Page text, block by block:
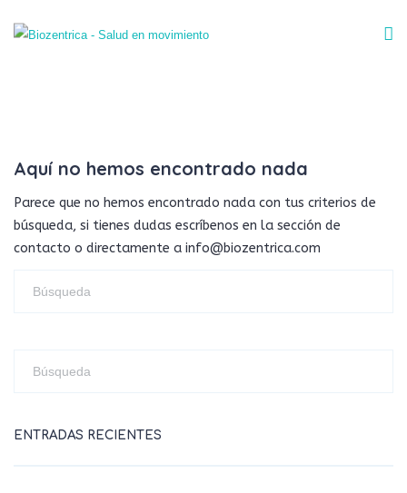
Aquí no hemos encontrado nada
Parece que no hemos encontrado nada con tus criterios de
búsqueda, si tienes dudas escríbenos en la sección de
contacto o directamente a info@biozentrica.com
ENTRADAS RECIENTES